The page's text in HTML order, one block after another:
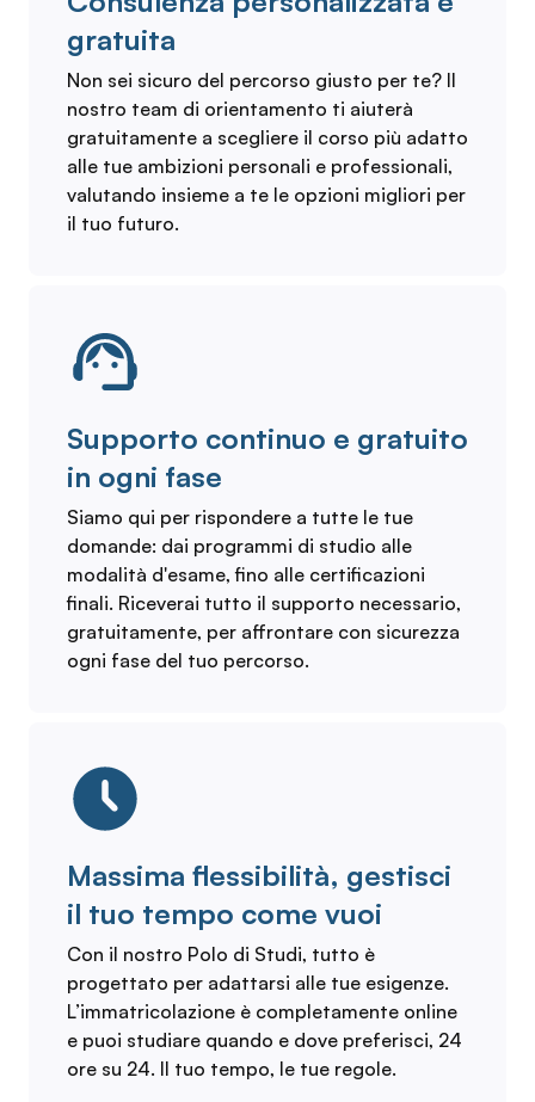
gratuita
Non sei sicuro del percorso giusto per te? Il
nostro team di orientamento ti aiuterà
gratuitamente a scegliere il corso più adatto
alle tue ambizioni personali e professionali,
valutando insieme a te le opzioni migliori per
il tuo futuro.
Supporto continuo e gratuito
in ogni fase
Siamo qui per rispondere a tutte le tue
domande: dai programmi di studio alle
modalità d'esame, fino alle certificazioni
finali. Riceverai tutto il supporto necessario,
gratuitamente, per affrontare con sicurezza
ogni fase del tuo percorso.
Massima flessibilità, gestisci
il tuo tempo come vuoi
Con il nostro Polo di Studi, tutto è
progettato per adattarsi alle tue esigenze.
L’immatricolazione è completamente online
e puoi studiare quando e dove preferisci, 24
ore su 24. Il tuo tempo, le tue regole.